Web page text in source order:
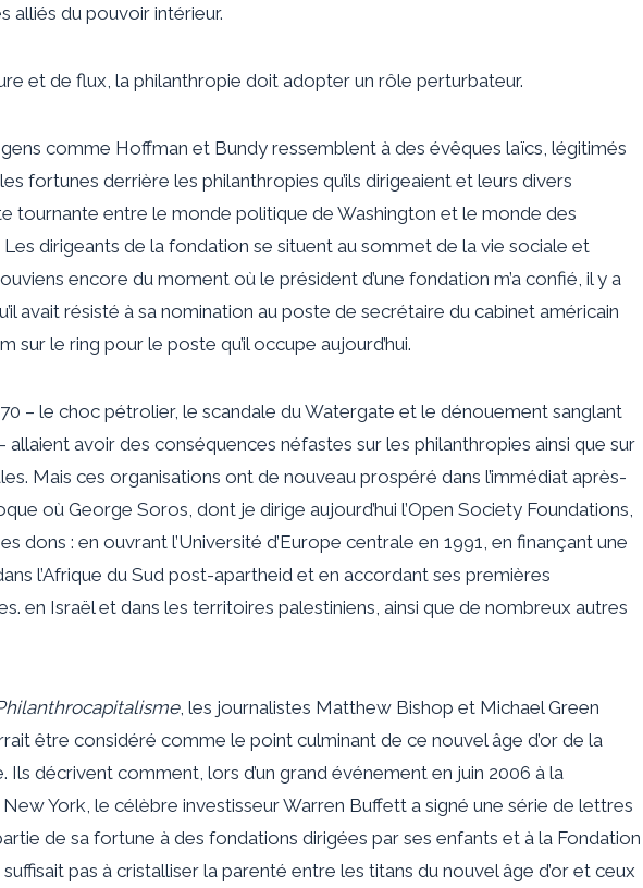
alliés du pouvoir intérieur.
et de flux, la philanthropie doit adopter un rôle perturbateur.
comme Hoffman et Bundy ressemblent à des évêques laïcs, légitimés
fortunes derrière les philanthropies qu’ils dirigeaient et leurs divers
tournante entre le monde politique de Washington et le monde des
dirigeants de la fondation se situent au sommet de la vie sociale et
encore du moment où le président d’une fondation m’a confié, il y a
avait résisté à sa nomination au poste de secrétaire du cabinet américain
sur le ring pour le poste qu’il occupe aujourd’hui.
– le choc pétrolier, le scandale du Watergate et le dénouement sanglant
allaient avoir des conséquences néfastes sur les philanthropies ainsi que sur
Mais ces organisations ont de nouveau prospéré dans l’immédiat après-
où George Soros, dont je dirige aujourd’hui l’Open Society Foundations,
dons : en ouvrant l’Université d’Europe centrale en 1991, en finançant une
l’Afrique du Sud post-apartheid et en accordant ses premières
en Israël et dans les territoires palestiniens, ainsi que de nombreux autres
, les journalistes Matthew Bishop et Michael Green
être considéré comme le point culminant de ce nouvel âge d’or de la
Ils décrivent comment, lors d’un grand événement en juin 2006 à la
York, le célèbre investisseur Warren Buffett a signé une série de lettres
de sa fortune à des fondations dirigées par ses enfants et à la Fondation
pas à cristalliser la parenté entre les titans du nouvel âge d’or et ceux